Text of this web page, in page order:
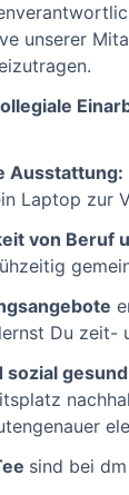
unserer
Ausstattung:
Laptop zur
von Beruf
Du zeit-
sozial gesund
sind bei